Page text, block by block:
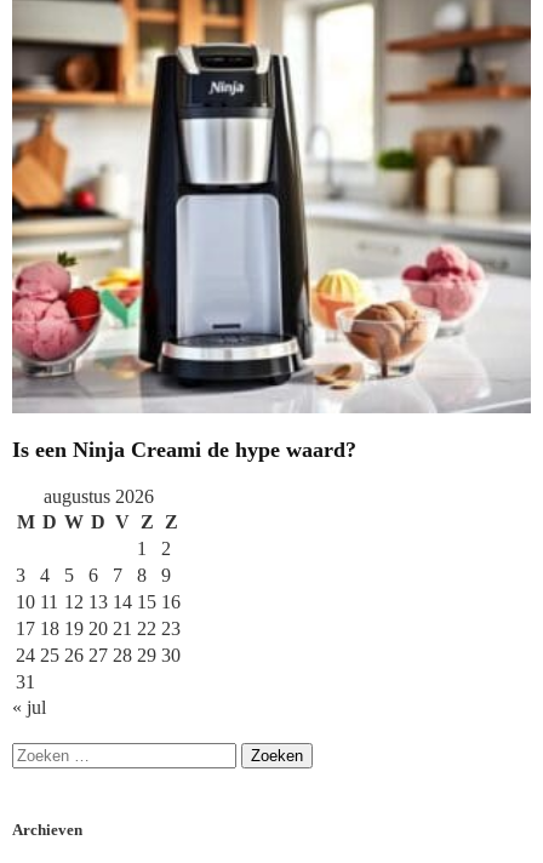
Is een Ninja Creami de hype waard?
augustus 2026
M D W D V Z
Z
1
2
3
4 5 6 7 8
9
10 11 12 13 14 15 16
17 18 19 20 21 22 23
24 25 26 27 28 29 30
31
« jul
Archieven